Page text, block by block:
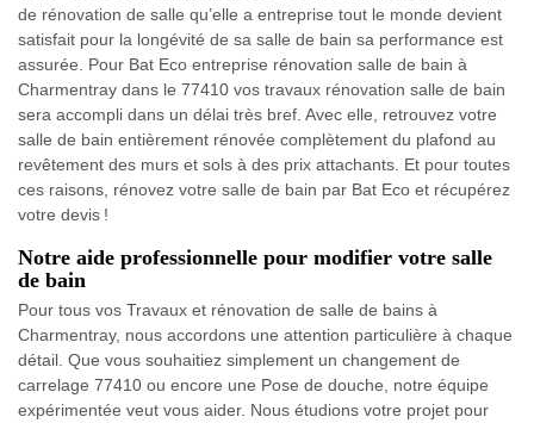
de rénovation de salle qu’elle a entreprise tout le monde devient
satisfait pour la longévité de sa salle de bain sa performance est
assurée. Pour Bat Eco entreprise rénovation salle de bain à
Charmentray dans le 77410 vos travaux rénovation salle de bain
sera accompli dans un délai très bref. Avec elle, retrouvez votre
salle de bain entièrement rénovée complètement du plafond au
revêtement des murs et sols à des prix attachants. Et pour toutes
ces raisons, rénovez votre salle de bain par Bat Eco et récupérez
votre devis !
Notre aide professionnelle pour modifier votre salle
de bain
Pour tous vos Travaux et rénovation de salle de bains à
Charmentray, nous accordons une attention particulière à chaque
détail. Que vous souhaitiez simplement un changement de
carrelage 77410 ou encore une Pose de douche, notre équipe
expérimentée veut vous aider. Nous étudions votre projet pour